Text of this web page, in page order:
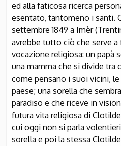
ed alla faticosa ricerca
esentato, tantomeno i santi.
settembre 1849 a Imèr
avrebbe tutto ciò che serve a
vocazione religiosa: un papà
una mamma che si divide tra
come pensano i suoi vicini,
paese; una sorella che
paradiso e che riceve in
futura vita religiosa di
cui oggi non si parla
sorella e poi la stessa